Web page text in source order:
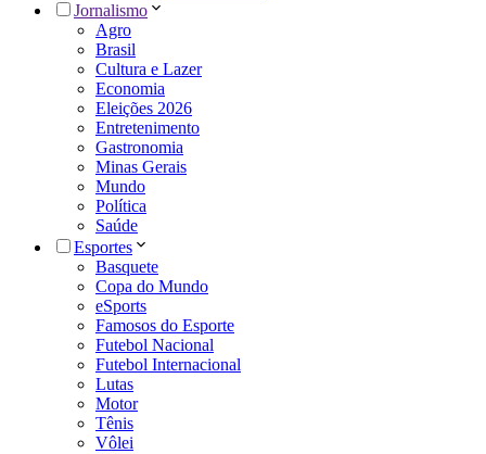
Jornalismo
Agro
Brasil
Cultura e Lazer
Economia
Eleições 2026
Entretenimento
Gastronomia
Minas Gerais
Mundo
Política
Saúde
Esportes
Basquete
Copa do Mundo
eSports
Famosos do Esporte
Futebol Nacional
Futebol Internacional
Lutas
Motor
Tênis
Vôlei